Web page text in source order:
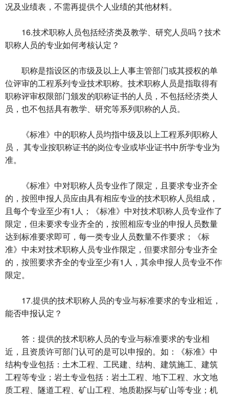
况及业绩表，不需再提供个人业绩的其他材料。
16.技术职称人员包括经济类及教学、研究人员吗？技术
职称人员的专业如何考核认定？
职称是指设区的市级及以上人事主管部门或其授权的单
位评审的工程系列专业技术职称。技术职称人员是指取得有
职称评审权限部门颁发的职称证书的人员，不包括经济类人
员，也不包括具有教学、研究等系列职称的人员。
《标准》中的职称人员均指中级及以上工程系列职称人
员， 其专业按职称证书的岗位专业或毕业证书中所学专业为
准。
《标准》中对职称人员专业作了限定，且要求专业齐全
的，按照申报人员应由具有相应专业的技术职称人员组成，
且每个专业至少有1人；《标准》中对技术职称人员专业作了
限定，但未要求专业齐全的，按照相应专业的申报人员数量
达到标准要求即可，每一类专业人员数量不作要求；《标
准》中未对技术职称人员专业作限定，但要求部分专业齐全
的，按照要求齐全的专业至少有1人，其余申报人员专业不作
限定。
17.提供的技术职称人员的专业与标准要求的专业相近，
能否申报认定？
答：提供的技术职称人员的专业与标准要求的专业相
近，且资质许可部门认可的是可以申报的。如：《标准》中
结构专业包括：土木工程、工民建、结构、建筑施工、建筑
工程等专业；岩土专业包括：岩土工程、地下工程、水文地
质工程、隧道工程、矿山工程、地质勘探与矿山等专业；机